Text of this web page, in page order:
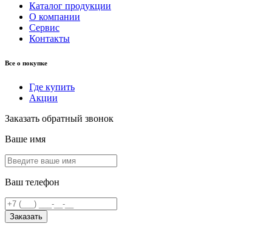
Каталог продукции
О компании
Сервис
Контакты
Все о покупке
Где купить
Акции
Заказать обратный звонок
Ваше имя
Ваш телефон
Заказать